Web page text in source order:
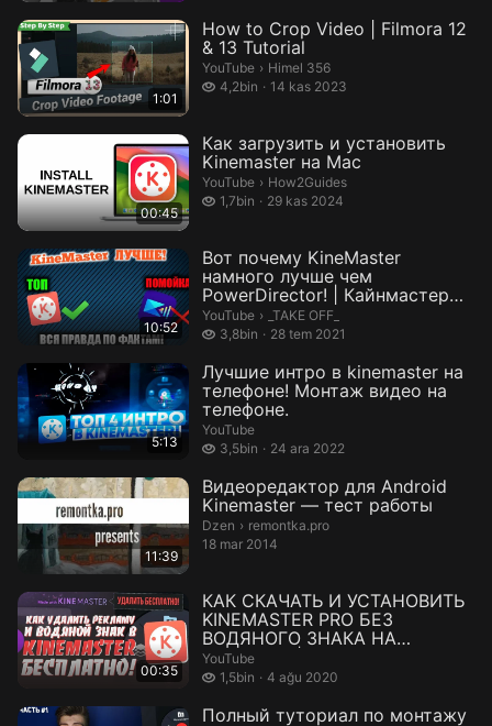
1:01
How to Crop Video | Filmora 12
& 13 Tutorial
YouTube › Himel 356.
Himel 356
4,2bin
4,2 bin izleme14 kas 2023
00:45
Как загрузить и установить
Kinemaster на Mac
YouTube › How2Guides.
How2Guides
1,7bin
1,7 bin izleme29 kas 2024
10:52
Вот почему KineMaster
намного лучше чем
PowerDirector! | Кайнмастер
или повердиректор
YouTube › _TAKE OFF_.
_TAKE OFF_
3,8bin
3,8 bin izleme28 tem 2021
5:13
Лучшие интро в kinemaster на
телефоне! Монтаж видео на
телефоне.
YouTube
3,5bin
3,5 bin izleme24 ara 2022
11:39
Видеоредактор для Android
Kinemaster — тест работы
Dzen › remontka.pro.
remontka.pro
18 mar 2014
00:35
КАК СКАЧАТЬ И УСТАНОВИТЬ
KINEMASTER PRO БЕЗ
ВОДЯНОГО ЗНАКА НА
АНДРОИД | KINEMASTER PR...
YouTube
1,5bin
1,5 bin izleme4 ağu 2020
Полный туториал по монтажу